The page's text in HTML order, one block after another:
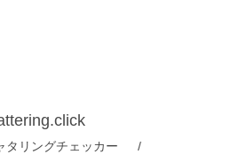
タリングチェッカー